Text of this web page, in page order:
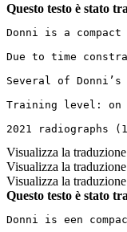
Questo testo è stato
Donni is a
Due to time
Several of
Training level: on
2021 radiographs
Visualizza la
Visualizza la
Visualizza la
Questo testo è stato
Donni is een